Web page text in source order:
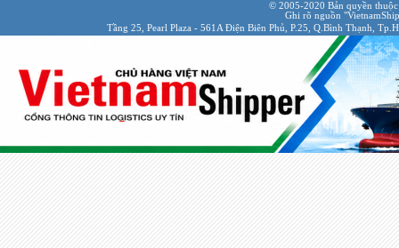
© 2005-2020 Bản quyền
Ghi rõ nguồn
Tầng 25, Pearl Plaza - 561A Điện Biên Phủ, P.25, Q.Bình Thạnh,